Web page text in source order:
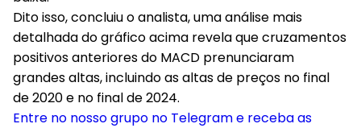
Dito isso, concluiu o analista, uma análise mais
detalhada do gráfico acima revela que cruzamentos
positivos anteriores do MACD prenunciaram
grandes altas, incluindo as altas de preços no final
de 2020 e no final de 2024.
Entre no nosso grupo no Telegram e receba as